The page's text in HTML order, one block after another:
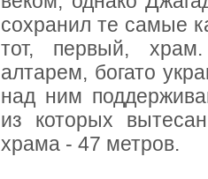
сохранил те самые
тот, первый,
алтарем, богато
над ним
из которых
храма - 47 метров.